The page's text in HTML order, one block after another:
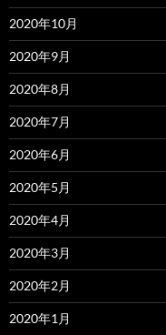
2020年10月
2020年9月
2020年8月
2020年7月
2020年6月
2020年5月
2020年4月
2020年3月
2020年2月
2020年1月